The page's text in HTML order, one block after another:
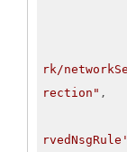
rk/
rection" ,